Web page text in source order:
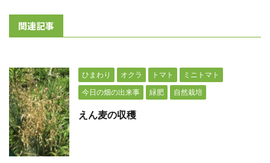
関連記事
ひまわり オクラ トマト
ミニトマト
今日の畑の出来事
緑肥 自然栽培
えん麦の収穫